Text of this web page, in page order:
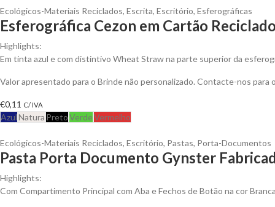
Ecológicos-Materiais Reciclados, Escrita, Escritório, Esferográficas
Esferográfica Cezon em Cartão
Highlights:
Em tinta azul e com distintivo Wheat Straw na parte superior da
Valor apresentado para o Brinde não personalizado. Contacte-nos
€0,11 C/ IVA
AzulNatura PretoVerdeVermelho
Ecológicos-Materiais Reciclados, Escritório, Pastas, Porta-Documentos
Pasta Porta Documento Gynster
Highlights:
Com Compartimento Principal com Aba e Fechos de Botão na cor